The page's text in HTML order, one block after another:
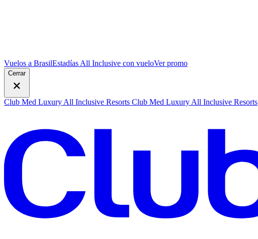
Vuelos a BrasilEstadías All Inclusive con vueloVer promo
Cerrar
Club Med Luxury All Inclusive Resorts Club Med Luxury All Inclusive Resorts